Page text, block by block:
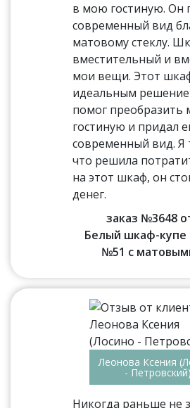
в мою гостиную. Он
современный вид
матовому стеклу.
вместительный и
мои вещи. Этот
идеальным
помог преобразить
гостиную и придал
современный вид. Я
что решила
на этот шкаф, он
денег.
заказ №3648
Белый шкаф-купе
№51 с
Леонова Ксения
- Петровский)
Никогда раньше не